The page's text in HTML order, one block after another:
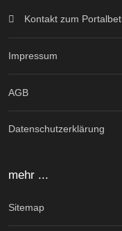
Kontakt zum
Impressum
AGB
Datenschutzerklärung
mehr ...
Sitemap